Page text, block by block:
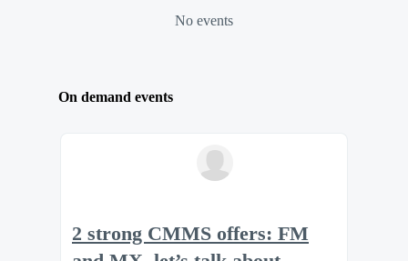
No events
On demand events
2 strong CMMS offers: FM